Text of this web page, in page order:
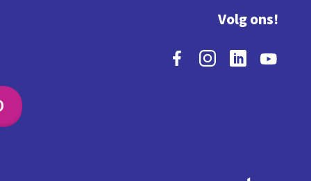
Volg ons!